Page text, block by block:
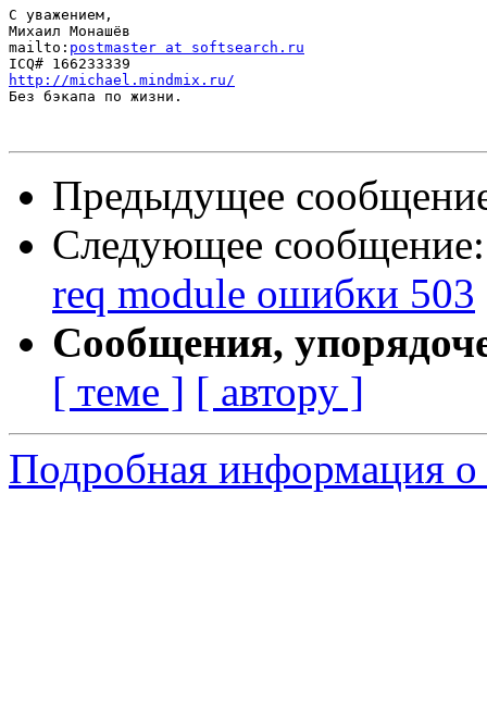
С уважением,
Михаил Монашёв
mailto: postmaster at softsearch.ru
http://michael.mindmix.ru/
Без бэкапа по жизни.
Предыдущее
Следующее
req module ошибки 503
Сообщения,
[ теме ] [ автору ]
Подробная информация